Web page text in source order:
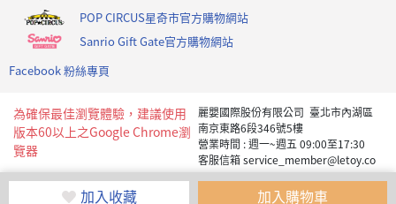
加入收藏 加入購物車
POP CIRCUS星奇市官方購物網站
Sanrio Gift Gate官方購物網站
Facebook 粉絲專頁
為確保最佳瀏覽體驗，建議使用
版本60以上之Google Chrome瀏
覽器
麗嬰國際股份有限公司 臺北市內湖區
南京東路6段346號5樓
營業時間 : 週一~週五 09:00至17:30
客服信箱 service_member@letoy.co
Copyright 2019 麗嬰國際版權所有